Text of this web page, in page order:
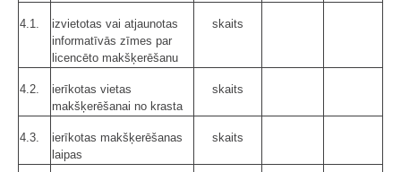
4.1.
izvietotas vai atjaunotas
informatīvās zīmes par
licencēto makšķerēšanu
skaits
4.2.
ierīkotas vietas
makšķerēšanai no krasta
skaits
4.3.
ierīkotas makšķerēšanas
laipas
skaits